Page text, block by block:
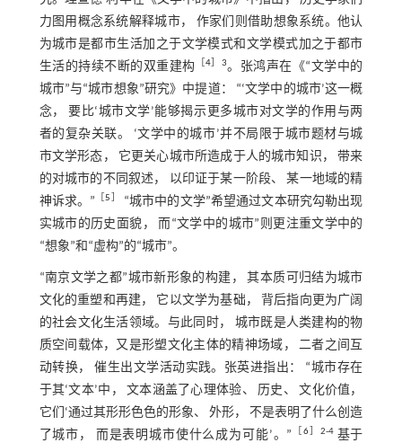
力图用概念系统解释城市， 作家们则借助想象系统。他认
为城市是都市生活加之于文学模式和文学模式加之于都市
生活的持续不断的双重建构
4 ］3。张鸿声在《“文学中的
城市”与“城市想象”研究》中提道： “‘文学中的城市’这一概
念， 要比‘城市文学’能够揭示更多城市对文学的作用与两
者的复杂关联。 ‘文学中的城市’并不局限于城市题材与城
市文学形态， 它更关心城市所造成于人的城市知识， 带来
的对城市的不同叙述， 以印证于某一阶段、 某一地域的精
神诉求。”
［5
“城市中的文学”希望通过文本研究勾勒出现
实城市的历史面貌， 而“文学中的城市”则更注重文学中的
“想象”和“虚构”的“城市”。
“南京文学之都”城市新形象的构建， 其本质可归结为城市
文化的重塑和再建， 它以文学为基础， 背后指向更为广阔
的社会文化生活领域。与此同时， 城市既是人类建构的物
质空间载体，又是形塑文化主体的精神场域， 二者之间互
动转换， 催生出文学活动实践。张英进指出： “城市存在
于其‘文本’中， 文本涵盖了心理体验、 历史、 文化价值，
它们‘通过其形形色色的形象、 外形， 不是表明了什么创造
了城市， 而是表明城市使什么成为可能’。”
［6 ］2-4基于